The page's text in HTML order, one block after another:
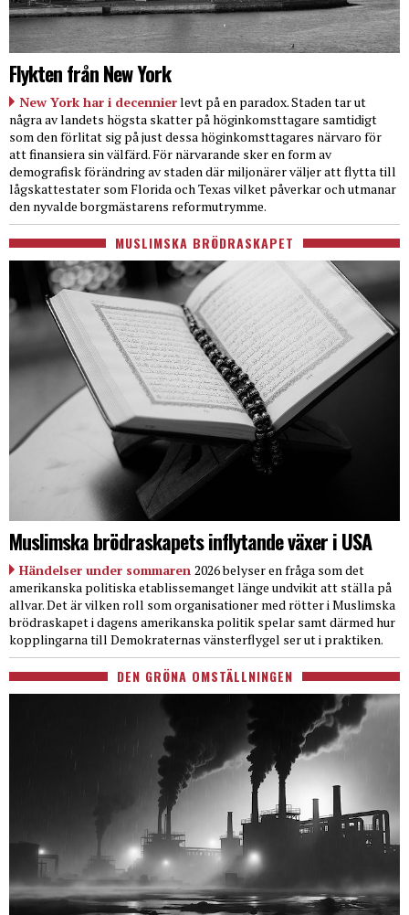
Flykten från New York
New York har i decennierlevt på en paradox. Staden tar ut
några av landets högsta skatter på höginkomsttagare samtidigt
som den förlitat sig på just dessa höginkomsttagares närvaro för
att finansiera sin välfärd. För närvarande sker en form av
demografisk förändring av staden där miljonärer väljer att flytta till
lågskattestater som Florida och Texas vilket påverkar och utmanar
den nyvalde borgmästarens reformutrymme.
MUSLIMSKA BRÖDRASKAPET
Muslimska brödraskapets inflytande växer i USA
Händelser under sommaren 2026 belyser en fråga som det
amerikanska politiska etablissemanget länge undvikit att ställa på
allvar. Det är vilken roll som organisationer med rötter i Muslimska
brödraskapet i dagens amerikanska politik spelar samt därmed hur
kopplingarna till Demokraternas vänsterflygel ser ut i praktiken.
DEN GRÖNA OMSTÄLLNINGEN